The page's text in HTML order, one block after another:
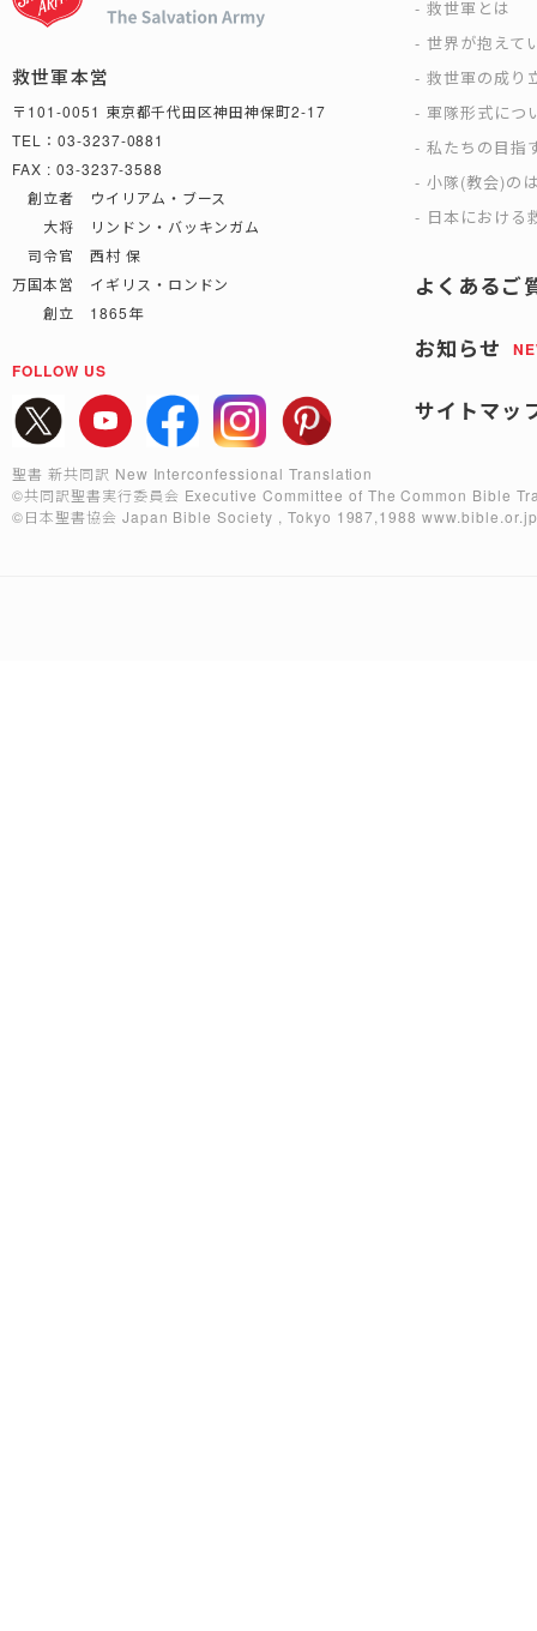
救世軍本営
〒101-0051 東京都千代田区神田神保町2-17
TEL：03-3237-0881
FAX : 03-3237-3588
創立者 ウイリアム・ブース
大将 リンドン・バッキンガム
司令官 西村 保
万国本営 イギリス・ロンドン
創立 1865年
FOLLOW US
救世軍とは
世界が抱えて
救世軍の成り
軍隊形式につ
私たちの目指
小隊(教会)の
日本における
よくあるご
お知らせ
サイトマッ
聖書 新共同訳 New Interconfessional Translation
©共同訳聖書実行委員会 Executive Committee of The Common Bible
©日本聖書協会 Japan Bible Society , Tokyo 1987,1988www.bible.or.jp